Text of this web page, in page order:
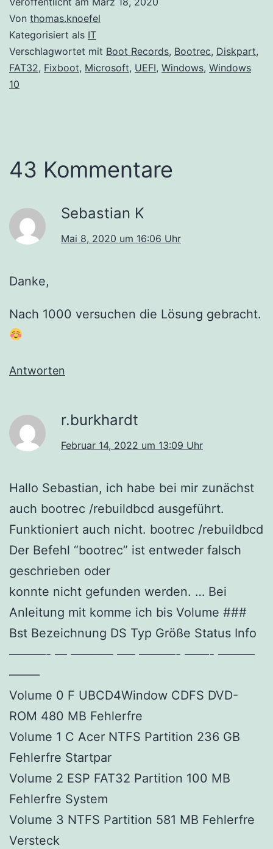
Von thomas.knoefel
Kategorisiert als IT
Verschlagwortet mit Boot Records, Bootrec, Diskpart,
FAT32, Fixboot, Microsoft, UEFI, Windows, Windows
10
43 Kommentare
Sebastian K
Mai 8, 2020 um 16:06 Uhr
Danke,
Nach 1000 versuchen die Lösung gebracht.
Antworten
r.burkhardt
Februar 14, 2022 um 13:09 Uhr
Hallo Sebastian, ich habe bei mir zunächst
auch bootrec /rebuildbcd ausgeführt.
Funktioniert auch nicht. bootrec /rebuildbcd
Der Befehl “bootrec” ist entweder falsch
geschrieben oder
konnte nicht gefunden werden. … Bei
Anleitung mit komme ich bis Volume ###
Bst Bezeichnung DS Typ Größe Status Info
———- — ———– —– ———- ——- ———
——–
Volume 0 F UBCD4Window CDFS DVD-
ROM 480 MB Fehlerfre
Volume 1 C Acer NTFS Partition 236 GB
Fehlerfre Startpar
Volume 2 ESP FAT32 Partition 100 MB
Fehlerfre System
Volume 3 NTFS Partition 581 MB Fehlerfre
Versteck